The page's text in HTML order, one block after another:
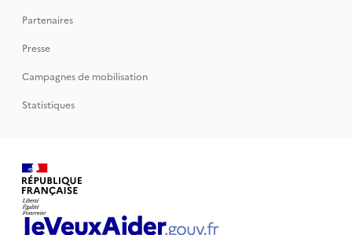
Partenaires
Presse
Campagnes de mobilisation
Statistiques